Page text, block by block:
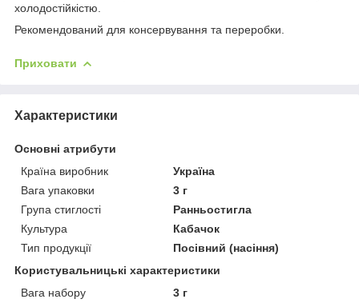
холодостійкістю.
Рекомендований для консервування та переробки.
Приховати
Характеристики
Основні атрибути
Країна виробник
Україна
Вага упаковки
3 г
Група стиглості
Ранньостигла
Культура
Кабачок
Тип продукції
Посівний (насіння)
Користувальницькі характеристики
Вага набору
3 г